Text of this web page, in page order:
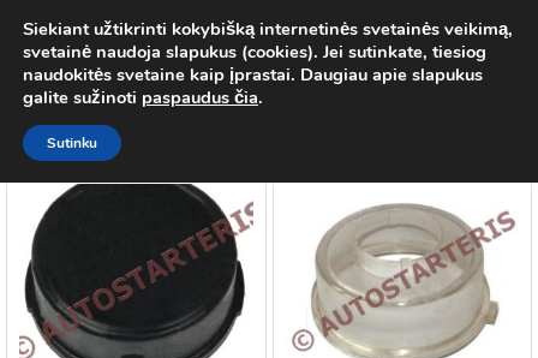
Valeo
0
Siekiant užtikrinti kokybišką internetinės svetainės veikimą,
svetainė naudoja slapukus (cookies). Jei sutinkate, tiesiog
naudokitės svetaine kaip įprastai. Daugiau apie slapukus
galite sužinoti paspaudus čia.
Sutinku